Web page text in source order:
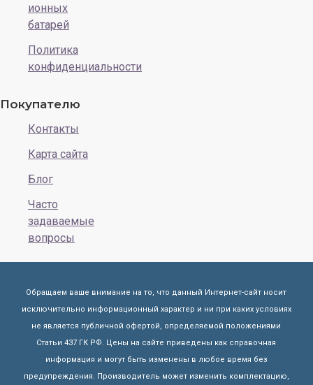
ионных
батарей
Политика
конфиденциальности
Покупателю
Контакты
Карта сайта
Блог
Часто
задаваемые
вопросы
Обращаем ваше внимание на то, что данный Интернет-сайт носит
исключительно информационный характер и ни при каких условиях
не является публичной офертой, определяемой положениями
Статьи 437 ГК РФ. Цены на сайте приведены как справочная
информация и могут быть изменены в любое время без
предупреждения. Производитель может изменить комплектацию,